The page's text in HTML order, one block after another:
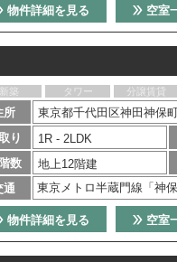
空室
物件詳細を見る
新築 タワー 分譲賃貸
所
東京都千代田区神田神保
り
1R - 2LDK
数
地上12階建
通
東京メトロ半蔵門線「神
空室
物件詳細を見る